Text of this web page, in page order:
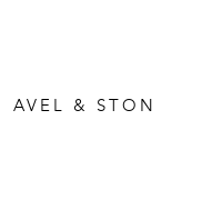
AVEL & STON